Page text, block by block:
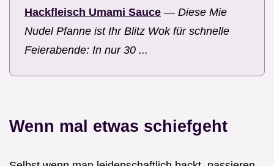
Hackfleisch Umami Sauce — Diese Mie
Nudel Pfanne ist Ihr Blitz Wok für schnelle
Feierabende: In nur 30 ...
Wenn mal etwas schiefgeht